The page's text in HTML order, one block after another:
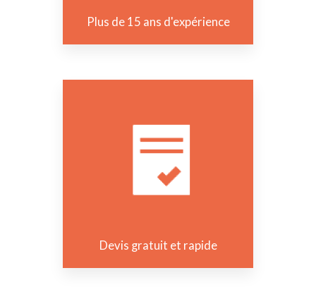
Plus de 15 ans d'expérience
Devis gratuit et rapide